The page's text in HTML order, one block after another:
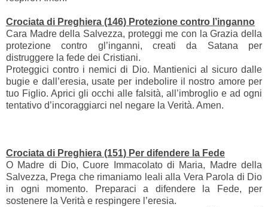
Crociata di Preghiera (146) Protezione contro l’inganno
Cara Madre della Salvezza, proteggi me con la Grazia della
protezione contro gl’inganni, creati da Satana per
distruggere la fede dei Cristiani.
Proteggici contro i nemici di Dio. Mantienici al sicuro dalle
bugie e dall’eresia, usate per indebolire il nostro amore per
tuo Figlio. Aprici gli occhi alle falsità, all’imbroglio e ad ogni
tentativo d’incoraggiarci nel negare la Verità. Amen.
Crociata di Preghiera (151) Per difendere la Fede
O Madre di Dio, Cuore Immacolato di Maria, Madre della
Salvezza, Prega che rimaniamo leali alla Vera Parola di Dio
in ogni momento. Preparaci a difendere la Fede, per
sostenere la Verità e respingere l’eresia.